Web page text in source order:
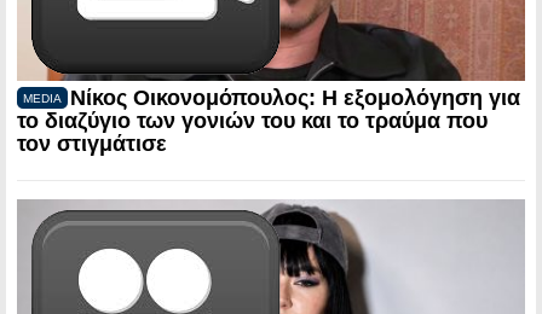
MEDIA
Νίκος Οικονομόπουλος: Η εξομολόγηση για
το διαζύγιο των γονιών του και το τραύμα που
τον στιγμάτισε